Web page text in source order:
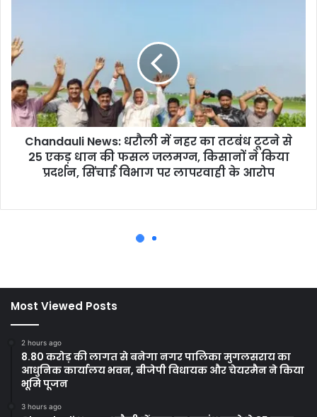
Most Viewed Posts
2 hours ago
8.80 करोड़ की लागत से बनेगा नगर पालिका मुगलसराय का
आधुनिक कार्यालय भवन, बीजेपी विधायक और चेयरमैन ने किया
भूमि पूजन
3 hours ago